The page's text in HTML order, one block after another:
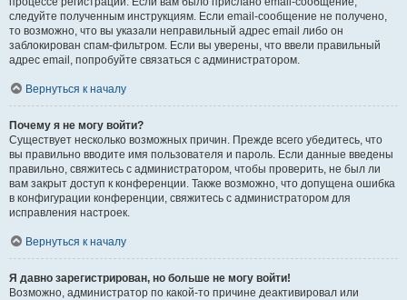
следуйте полученным инструкциям. Если email-сообщение не получено,
то возможно, что вы указали неправильный адрес email либо он
заблокирован спам-фильтром. Если вы уверены, что ввели правильный
адрес email, попробуйте связаться с администратором.
Вернуться к началу
Почему я не могу войти?
Существует несколько возможных причин. Прежде всего убедитесь, что
вы правильно вводите имя пользователя и пароль. Если данные введены
правильно, свяжитесь с администратором, чтобы проверить, не был ли
вам закрыт доступ к конференции. Также возможно, что допущена ошибка
в конфигурации конференции, свяжитесь с администратором для
исправления настроек.
Вернуться к началу
Я давно зарегистрирован, но больше не могу войти!
Возможно, администратор по какой-то причине деактивировал или